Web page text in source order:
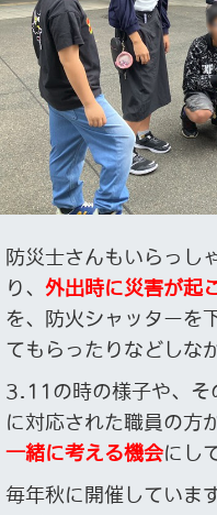
防災士さんもいらっし
り、 外出時に災害が起
を、防火シャッターを
てもらったりなどしな
3.11の時の様子や、そ
に対応された職員の方
一緒に考える機会にし
毎年秋に開催していま